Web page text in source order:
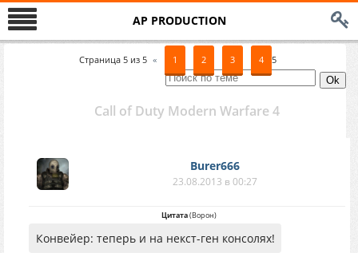
AP PRODUCTION
Страница 5 из 5 « 1 2 3 4 5
Call of Duty Modern Warfare 4
Burer666
23.08.2013 в 00:27
Цитата(Ворон)
Конвейер: теперь и на некст-ген консолях!